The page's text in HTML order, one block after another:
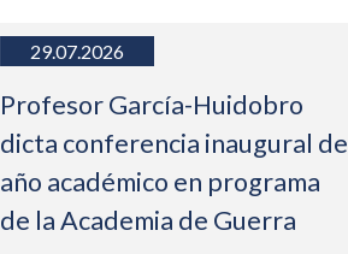
29.07.2026
Profesor García-Huidobro
dicta conferencia inaugural de
año académico en programa
de la Academia de Guerra